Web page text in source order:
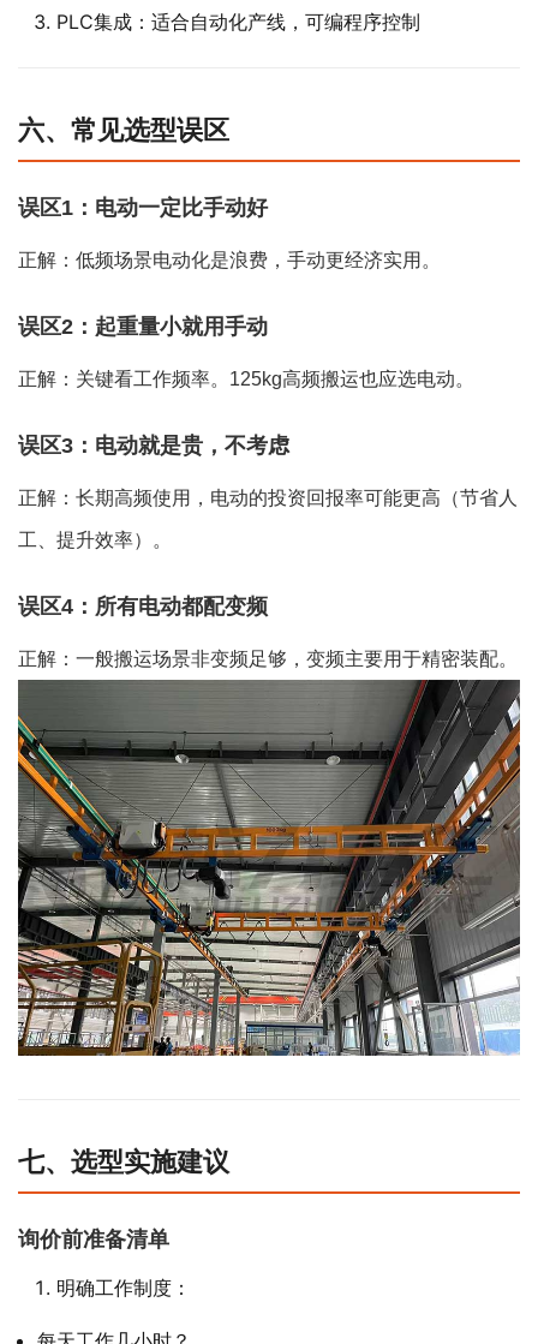
PLC集成：适合自动化产线，可编程序控制
六、常见选型误区
误区1：电动一定比手动好
正解：低频场景电动化是浪费，手动更经济实用。
误区2：起重量小就用手动
正解：关键看工作频率。125kg高频搬运也应选电动。
误区3：电动就是贵，不考虑
正解：长期高频使用，电动的投资回报率可能更高（节省人
工、提升效率）。
误区4：所有电动都配变频
正解：一般搬运场景非变频足够，变频主要用于精密装配。
七、选型实施建议
询价前准备清单
明确工作制度：